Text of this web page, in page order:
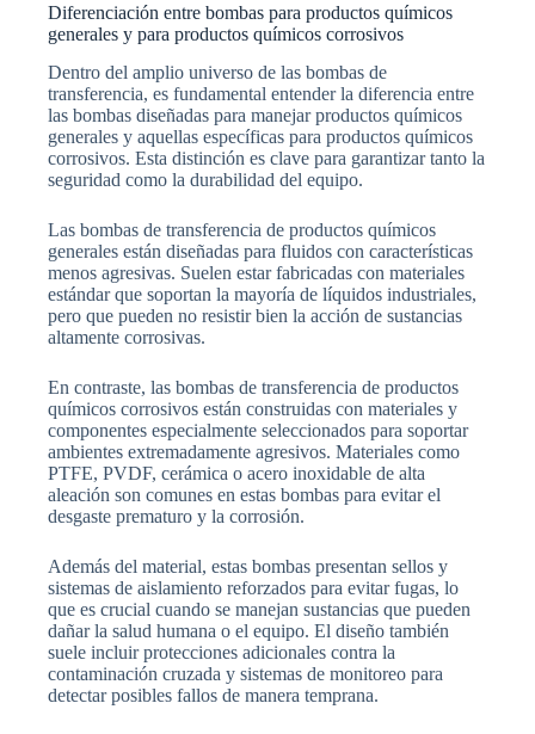
Diferenciación entre bombas para productos químicos
generales y para productos químicos corrosivos
Dentro del amplio universo de las bombas de
transferencia, es fundamental entender la diferencia entre
las bombas diseñadas para manejar productos químicos
generales y aquellas específicas para productos químicos
corrosivos. Esta distinción es clave para garantizar tanto la
seguridad como la durabilidad del equipo.
Las bombas de transferencia de productos químicos
generales están diseñadas para fluidos con características
menos agresivas. Suelen estar fabricadas con materiales
estándar que soportan la mayoría de líquidos industriales,
pero que pueden no resistir bien la acción de sustancias
altamente corrosivas.
En contraste, las bombas de transferencia de productos
químicos corrosivos están construidas con materiales y
componentes especialmente seleccionados para soportar
ambientes extremadamente agresivos. Materiales como
PTFE, PVDF, cerámica o acero inoxidable de alta
aleación son comunes en estas bombas para evitar el
desgaste prematuro y la corrosión.
Además del material, estas bombas presentan sellos y
sistemas de aislamiento reforzados para evitar fugas, lo
que es crucial cuando se manejan sustancias que pueden
dañar la salud humana o el equipo. El diseño también
suele incluir protecciones adicionales contra la
contaminación cruzada y sistemas de monitoreo para
detectar posibles fallos de manera temprana.